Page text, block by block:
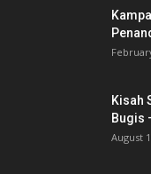
Kisah
Bugis
August